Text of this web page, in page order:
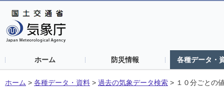
ホーム 防災情報 各種データ・
ホーム > 各種データ・資料 > 過去の気象データ検索 > １０分ごとの